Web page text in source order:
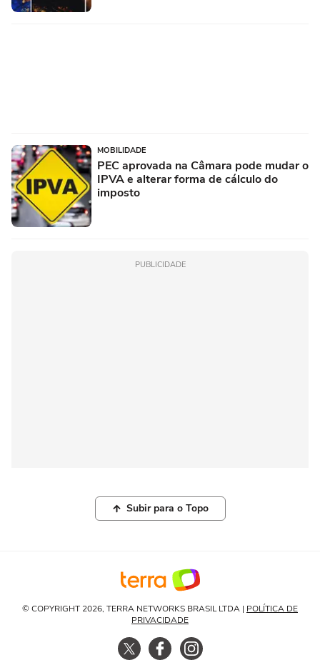
MOBILIDADE
PEC aprovada na Câmara pode mudar o
IPVA e alterar forma de cálculo do
imposto
PUBLICIDADE
Subir para o Topo
© COPYRIGHT 2026, TERRA NETWORKS BRASIL LTDA | POLÍTICA DE
PRIVACIDADE